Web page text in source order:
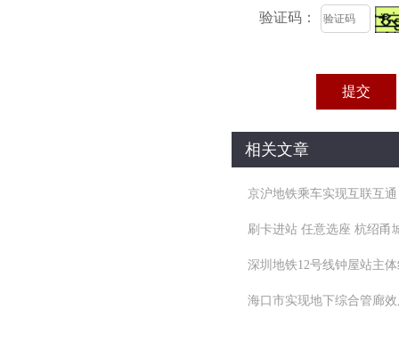
验证码：
相关文章
京沪地铁乘车实现互联互通
刷卡进站 任意选座 杭绍甬
深圳地铁12号线钟屋站主
通
海口市实现地下综合管廊